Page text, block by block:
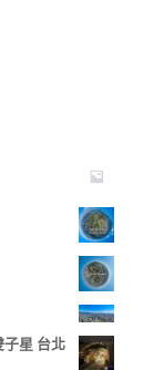
星 台北